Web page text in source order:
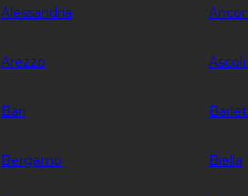
Alessandria
Arezzo
Bari
Bergamo Biella